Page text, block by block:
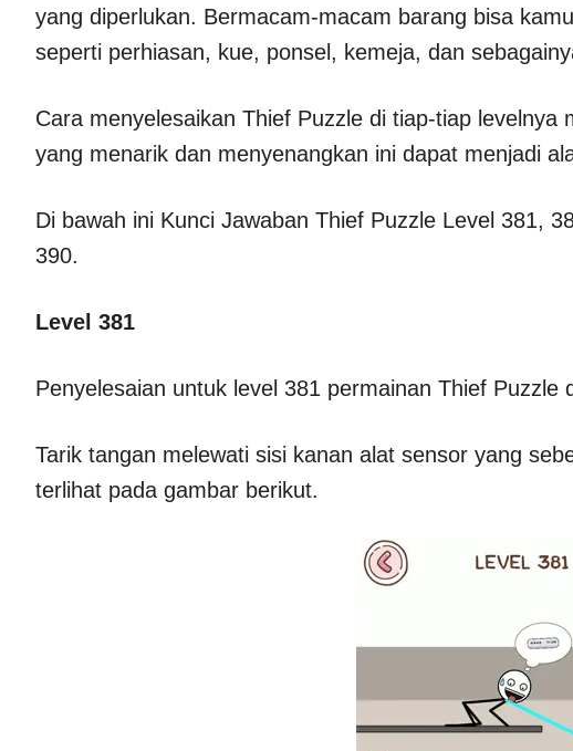
yang diperlukan. Bermacam-macam barang bisa
seperti perhiasan, kue, ponsel, kemeja, dan
Cara menyelesaikan Thief Puzzle di tiap-tiap
yang menarik dan menyenangkan ini dapat menjadi
Di bawah ini Kunci Jawaban Thief Puzzle Level 381,
390.
Level 381
Penyelesaian untuk level 381 permainan Thief Puzzle
Tarik tangan melewati sisi kanan alat sensor yang
terlihat pada gambar berikut.